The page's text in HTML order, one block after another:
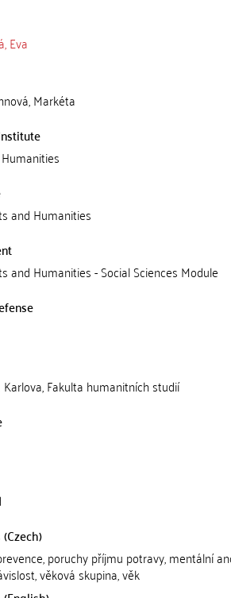
Eva
Markéta
and Humanities
and Humanities - Social Sciences Module
Fakulta humanitních studií
poruchy příjmu potravy, mentální
věková skupina, věk